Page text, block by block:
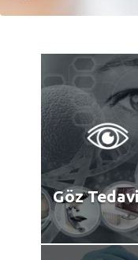
Göz